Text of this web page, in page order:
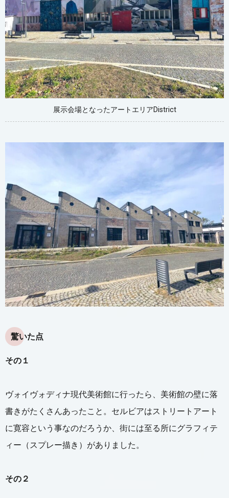
展示会場となったアートエリアDistrict
驚いた点
その１
ヴォイヴォディナ現代美術館に行ったら、美術館の壁に落
書きがたくさんあったこと。セルビアはストリートアート
に寛容という事なのだろうか、街には至る所にグラフィテ
ィー（スプレー描き）がありました。
その２